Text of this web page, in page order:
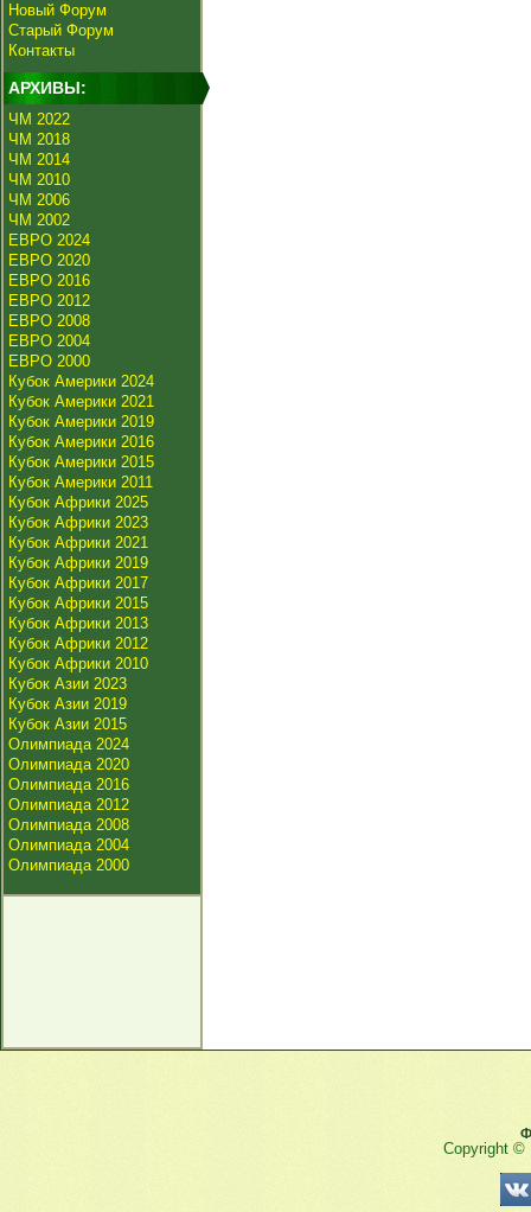
Новый Форум
Старый Форум
Контакты
АРХИВЫ:
ЧМ 2022
ЧМ 2018
ЧМ 2014
ЧМ 2010
ЧМ 2006
ЧМ 2002
ЕВРО 2024
ЕВРО 2020
ЕВРО 2016
ЕВРО 2012
ЕВРО 2008
ЕВРО 2004
ЕВРО 2000
Кубок Америки 2024
Кубок Америки 2021
Кубок Америки 2019
Кубок Америки 2016
Кубок Америки 2015
Кубок Америки 2011
Кубок Африки 2025
Кубок Африки 2023
Кубок Африки 2021
Кубок Африки 2019
Кубок Африки 2017
Кубок Африки 2015
Кубок Африки 2013
Кубок Африки 2012
Кубок Африки 2010
Кубок Азии 2023
Кубок Азии 2019
Кубок Азии 2015
Олимпиада 2024
Олимпиада 2020
Олимпиада 2016
Олимпиада 2012
Олимпиада 2008
Олимпиада 2004
Олимпиада 2000
Copyright ©